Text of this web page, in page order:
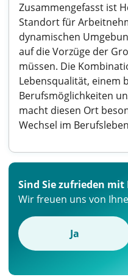
Zusammengefasst ist
Standort für
dynamischen
auf die Vorzüge der
müssen. Die
Lebensqualität, einem
Berufsmöglichkeiten
macht diesen Ort
Wechsel im
Sind Sie zufrieden mit
Wir freuen uns von
Ja